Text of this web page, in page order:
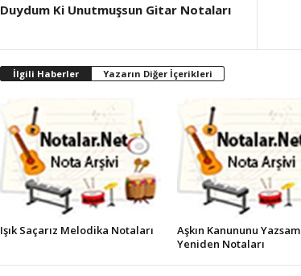
Duydum Ki Unutmuşsun Gitar Notaları
İlgili Haberler Yazarın Diğer İçerikleri
Işık Saçarız Melodika Notaları
Aşkın Kanununu Yazsam
Yeniden Notaları